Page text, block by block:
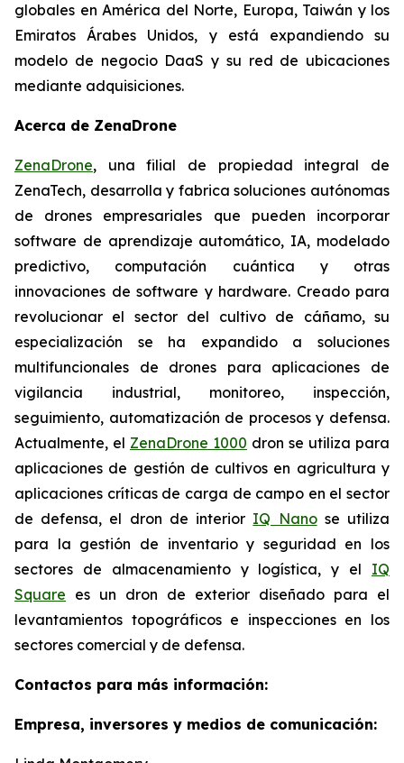
globales en América del Norte, Europa, Taiwán y los
Emiratos Árabes Unidos, y está expandiendo su
modelo de negocio DaaS y su red de ubicaciones
mediante adquisiciones.
Acerca de ZenaDrone
ZenaDrone, una filial de propiedad integral de
ZenaTech, desarrolla y fabrica soluciones autónomas
de drones empresariales que pueden incorporar
software de aprendizaje automático, IA, modelado
predictivo, computación cuántica y otras
innovaciones de software y hardware. Creado para
revolucionar el sector del cultivo de cáñamo, su
especialización se ha expandido a soluciones
multifuncionales de drones para aplicaciones de
vigilancia industrial, monitoreo, inspección,
seguimiento, automatización de procesos y defensa.
Actualmente, el ZenaDrone 1000 dron se utiliza para
aplicaciones de gestión de cultivos en agricultura y
aplicaciones críticas de carga de campo en el sector
de defensa, el dron de interior IQ Nanose utiliza
para la gestión de inventario y seguridad en los
sectores de almacenamiento y logística, y el IQ
Square es un dron de exterior diseñado para el
levantamientos topográficos e inspecciones en los
sectores comercial y de defensa.
Contactos para más información:
Empresa, inversores y medios de comunicación: